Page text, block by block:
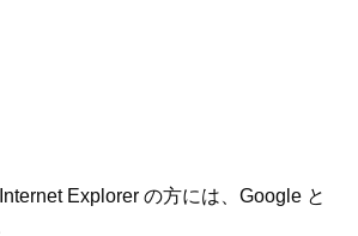
Explorer の方には、Google と